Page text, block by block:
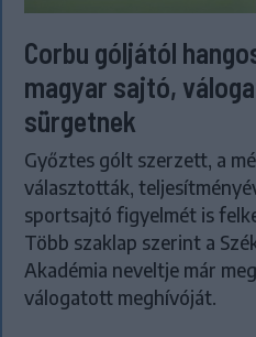
Corbu góljától
magyar sajtó,
sürgetnek
Győztes gólt szerzett, a
választották,
sportsajtó figyelmét is
Több szaklap szerint a
Akadémia neveltje már
válogatott meghívóját.